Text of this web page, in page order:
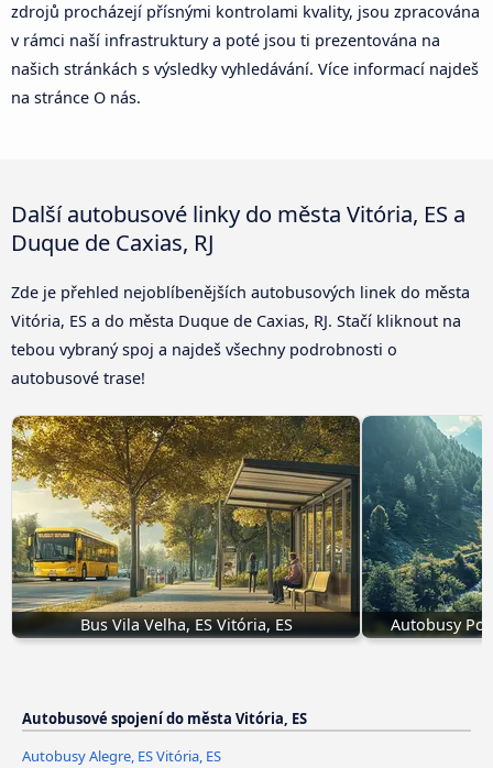
zdrojů procházejí přísnými kontrolami kvality, jsou zpracována
v rámci naší infrastruktury a poté jsou ti prezentována na
našich stránkách s výsledky vyhledávání. Více informací najdeš
na stránce O nás.
Další autobusové linky do města Vitória, ES a
Duque de Caxias, RJ
Zde je přehled nejoblíbenějších autobusových linek do města
Vitória, ES a do města Duque de Caxias, RJ. Stačí kliknout na
tebou vybraný spoj a najdeš všechny podrobnosti o
autobusové trase!
Bus Vila Velha, ES Vitória, ES Autobusy
Autobusové spojení do města Vitória, ES
Autobusy Alegre, ES Vitória, ES